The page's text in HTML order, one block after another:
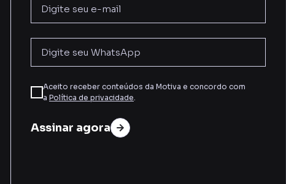
Aceito receber conteúdos da Motiva e concordo com
a Política de privacidade.
Assinar agora